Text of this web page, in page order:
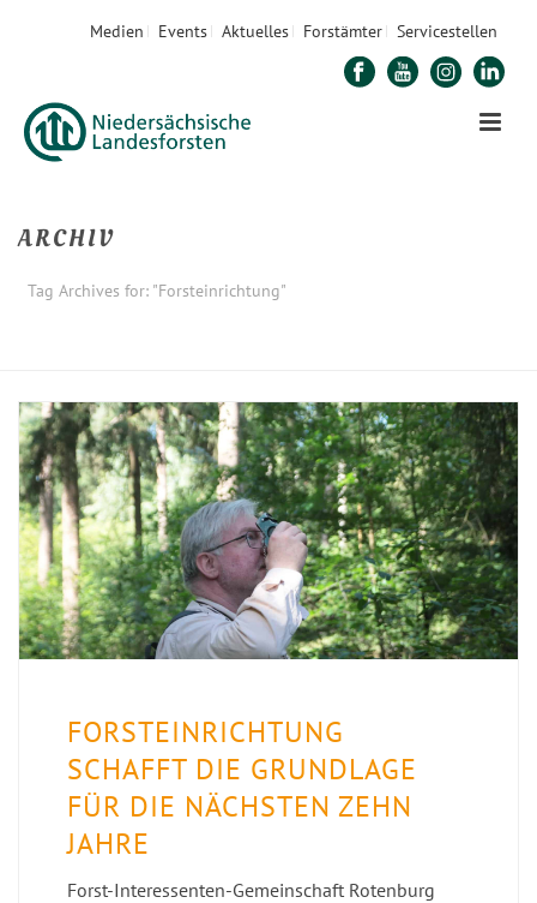
Medien Events Aktuelles Forstämter Servicestellen
ARCHIV
Tag Archives for: "Forsteinrichtung"
FORSTEINRICHTUNG
SCHAFFT DIE GRUNDLAGE
FÜR DIE NÄCHSTEN ZEHN
JAHRE
Forst-Interessenten-Gemeinschaft Rotenburg